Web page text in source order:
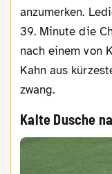
anzumerken.
39. Minute die
nach einem von
Kahn aus
zwang.
Kalte Dusche